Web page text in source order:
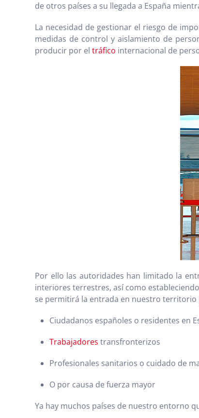
de otros países a su llegada a España
La necesidad de gestionar el riesgo de
medidas de control y aislamiento de
producir por el tráfico internacional de
Por ello las autoridades han limitado la
interiores terrestres, así como
se permitirá la entrada en nuestro territorio
Ciudadanos españoles o residentes en
Trabajadores transfronterizos
Profesionales sanitarios o cuidado de
O por causa de fuerza mayor
Ya hay muchos países de nuestro entorno